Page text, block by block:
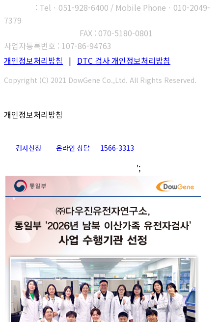
: Telㆍ051-928-6400 / Mobile Phoneㆍ010-2049-
7379
FAX : 070-5180-0801
사업자등록번호 : 107-86-94763
개인정보처리방침 | DTC 검사 개인정보처리방침
Copyright (C) 2021 DowGene Co.,Ltd. All Rights Reserved.
개인정보처리방침
검사신청 온라인 상담 1566-3313
Go
';